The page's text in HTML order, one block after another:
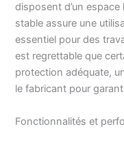
disposent d’un
stable assure une
essentiel pour des
est regrettable que
protection adéquate,
le fabricant pour
Fonctionnalités et